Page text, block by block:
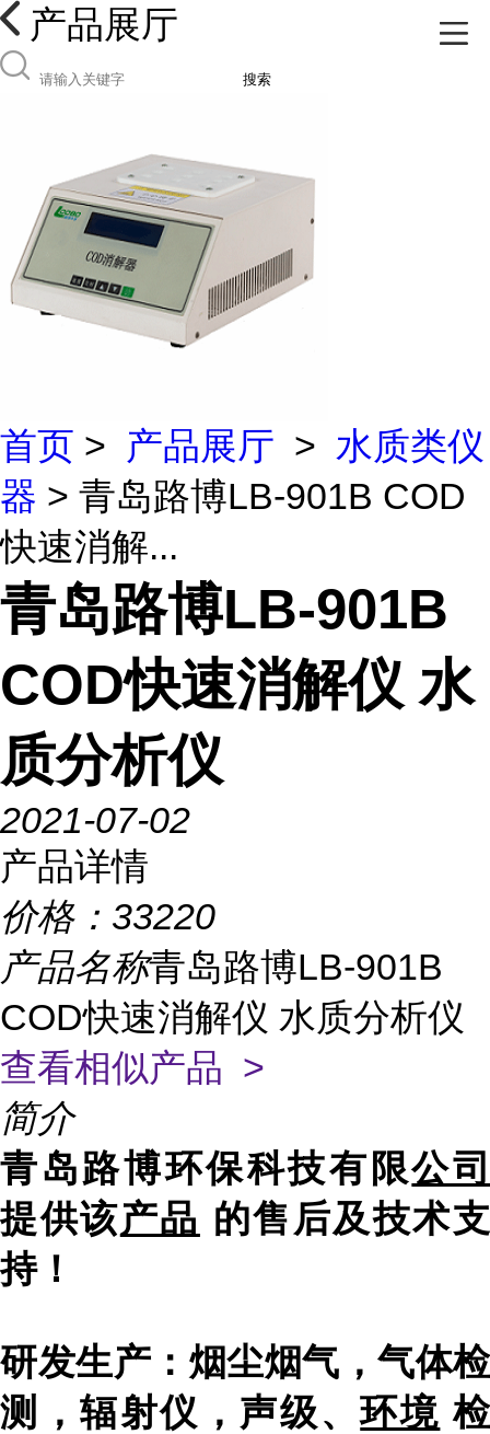
产品展厅
搜索
首页 > 产品展厅 > 水质类仪
器 > 青岛路博LB-901B COD
快速消解...
青岛路博LB-901B
COD快速消解仪 水
质分析仪
2021-07-02
产品详情
价格： 33220
产品名称青岛路博LB-901B
COD快速消解仪 水质分析仪
查看相似产品 >
简介
青岛路博环保科技有限公司
提供该产品 的售后及技术支
持！
研发生产：烟尘烟气，气体检
测，辐射仪，声级、环境 检